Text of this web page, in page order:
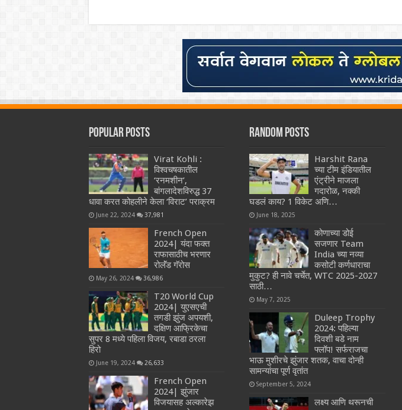
Popular Posts
Virat Kohli :
विश्वचषकातील
‘रनमशीन’,
बांगलादेशविरुद्ध 37
धावा करत कोहलीने केला ‘विराट’ पराक्रम
June 22, 2024 37,981
French Open
2024| यंदा फक्त
राफासाठीच भरणार
रोलॅंड गॅरोस
May 26, 2024 36,986
T20 World Cup
2024| युएसएची
तगडी झुंज अपयशी,
दक्षिण आफ्रिकेचा
सुपर 8 मध्ये पहिला विजय, रबाडा ठरला
हिरो
June 19, 2024 26,633
French Open
2024| झुंजार
विजयासह अल्कारेझ
Random Posts
Harshit Rana
च्या टीम इंडियातील
एंट्रीने माजला
गदारोळ, नक्की
घडलं काय? 1 विकेट अणि…
June 18, 2025
कोणाच्या डोई
सजणार Team
India च्या नव्या
कसोटी कर्णधाराचा
मुकुट? ही नावे चर्चेत, WTC 2025-2027
साठी…
May 7, 2025
Duleep Trophy
2024: पहिल्या
दिवशी बडे नाम
फ्लॉप! सर्फराजचा
भाऊ मुशीरचे झुंजार शतक, वाचा दोन्ही
सामन्यांचा पूर्ण वृतांत
September 5, 2024
लक्ष्य आणि थरूनची